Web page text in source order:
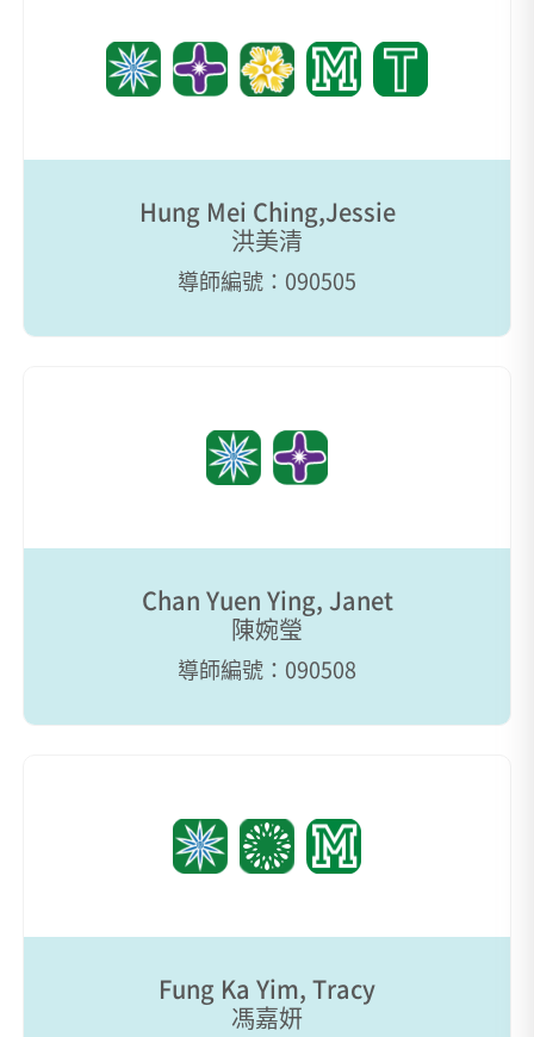
Hung Mei Ching,Jessie
洪美清
導師編號：090505
Chan Yuen Ying, Janet
陳婉瑩
導師編號：090508
Fung Ka Yim, Tracy
馮嘉妍